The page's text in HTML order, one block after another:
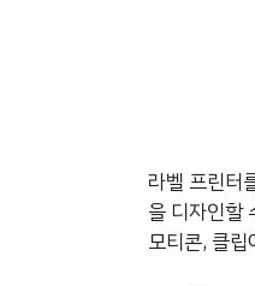
라벨 프린터
을 디자인할
모티콘, 클